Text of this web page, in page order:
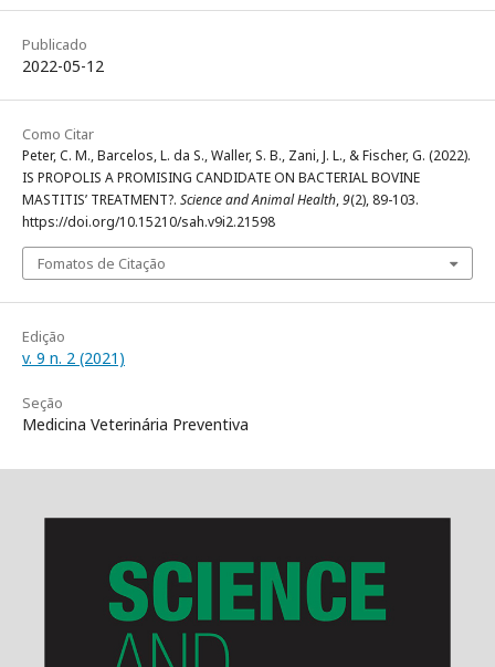
Publicado
2022-05-12
Como Citar
Peter, C. M., Barcelos, L. da S., Waller, S. B., Zani, J. L., & Fischer, G. (2022).
IS PROPOLIS A PROMISING CANDIDATE ON BACTERIAL BOVINE
MASTITIS’ TREATMENT?. Science and Animal Health,9(2), 89-103.
https://doi.org/10.15210/sah.v9i2.21598
Fomatos de Citação
Edição
v. 9 n. 2 (2021)
Seção
Medicina Veterinária Preventiva